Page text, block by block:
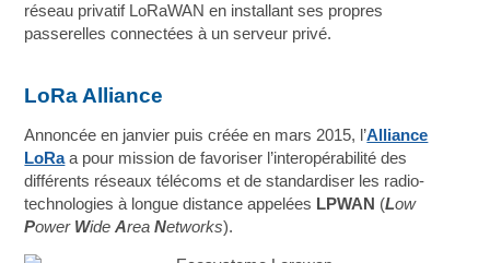
réseau privatif LoRaWAN en installant ses propres
passerelles connectées à un serveur privé.
LoRa Alliance
Annoncée en janvier puis créée en mars 2015, l’Alliance
LoRaa pour mission de favoriser l’interopérabilité des
différents réseaux télécoms et de standardiser les radio-
technologies à longue distance appelées LPWAN (Low
Power WideAreaNetworks).